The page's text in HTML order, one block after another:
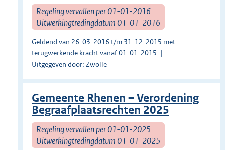
Regeling vervallen per 01-01-2016
Uitwerkingtredingdatum 01-01-2016
Geldend van 26-03-2016 t/m 31-12-2015 met
terugwerkende kracht vanaf 01-01-2015
Uitgegeven door: Zwolle
Gemeente Rhenen – Verordening
Begraafplaatsrechten 2025
Regeling vervallen per 01-01-2025
Uitwerkingtredingdatum 01-01-2025